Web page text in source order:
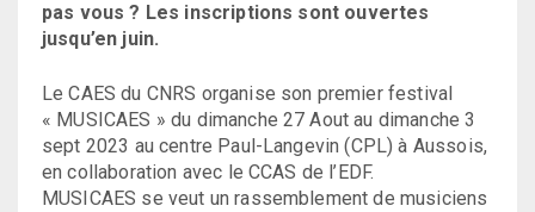
pas vous ? Les inscriptions sont ouvertes
jusqu’en juin.
Le CAES du CNRS organise son premier festival
« MUSICAES » du dimanche 27 Aout au dimanche 3
sept 2023 au centre Paul-Langevin (CPL) à Aussois,
en collaboration avec le CCAS de l’EDF.
MUSICAES se veut un rassemblement de musiciens